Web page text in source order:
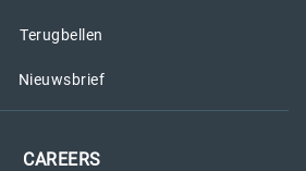
Terugbellen
Nieuwsbrief
CAREERS